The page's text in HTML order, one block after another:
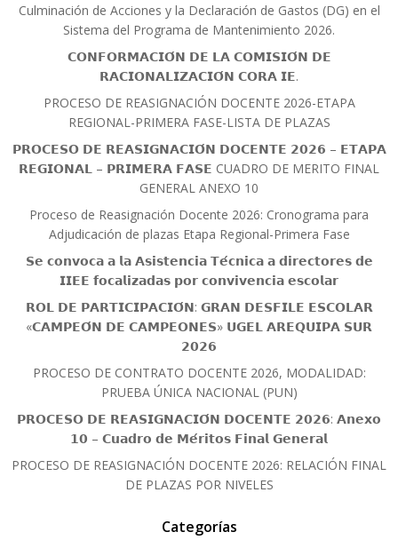
Culminación de Acciones y la Declaración de Gastos (DG) en el
Sistema del Programa de Mantenimiento 2026.
𝗖𝗢𝗡𝗙𝗢𝗥𝗠𝗔𝗖𝗜𝗢́𝗡 𝗗𝗘 𝗟𝗔 𝗖𝗢𝗠𝗜𝗦𝗜𝗢́𝗡 𝗗𝗘
𝗥𝗔𝗖𝗜𝗢𝗡𝗔𝗟𝗜𝗭𝗔𝗖𝗜𝗢́𝗡 𝗖𝗢𝗥𝗔 𝗜𝗘.
PROCESO DE REASIGNACIÓN DOCENTE 2026-ETAPA
REGIONAL-PRIMERA FASE-LISTA DE PLAZAS
𝗣𝗥𝗢𝗖𝗘𝗦𝗢 𝗗𝗘 𝗥𝗘𝗔𝗦𝗜𝗚𝗡𝗔𝗖𝗜𝗢́𝗡 𝗗𝗢𝗖𝗘𝗡𝗧𝗘 𝟮𝟬𝟮𝟲 – 𝗘𝗧𝗔𝗣𝗔
𝗥𝗘𝗚𝗜𝗢𝗡𝗔𝗟 – 𝗣𝗥𝗜𝗠𝗘𝗥𝗔 𝗙𝗔𝗦𝗘 CUADRO DE MERITO FINAL
GENERAL ANEXO 10
Proceso de Reasignación Docente 2026: Cronograma para
Adjudicación de plazas Etapa Regional-Primera Fase
𝗦𝗲 𝗰𝗼𝗻𝘃𝗼𝗰𝗮 𝗮 𝗹𝗮 𝗔𝘀𝗶𝘀𝘁𝗲𝗻𝗰𝗶𝗮 𝗧𝗲́𝗰𝗻𝗶𝗰𝗮 𝗮 𝗱𝗶𝗿𝗲𝗰𝘁𝗼𝗿𝗲𝘀 𝗱𝗲
𝗜𝗜𝗘𝗘 𝗳𝗼𝗰𝗮𝗹𝗶𝘇𝗮𝗱𝗮𝘀 𝗽𝗼𝗿 𝗰𝗼𝗻𝘃𝗶𝘃𝗲𝗻𝗰𝗶𝗮 𝗲𝘀𝗰𝗼𝗹𝗮𝗿
𝗥𝗢𝗟 𝗗𝗘 𝗣𝗔𝗥𝗧𝗜𝗖𝗜𝗣𝗔𝗖𝗜𝗢́𝗡: 𝗚𝗥𝗔𝗡 𝗗𝗘𝗦𝗙𝗜𝗟𝗘 𝗘𝗦𝗖𝗢𝗟𝗔𝗥
«𝗖𝗔𝗠𝗣𝗘𝗢́𝗡 𝗗𝗘 𝗖𝗔𝗠𝗣𝗘𝗢𝗡𝗘𝗦» 𝗨𝗚𝗘𝗟 𝗔𝗥𝗘𝗤𝗨𝗜𝗣𝗔 𝗦𝗨𝗥
𝟮𝟬𝟮𝟲
PROCESO DE CONTRATO DOCENTE 2026, MODALIDAD:
PRUEBA ÚNICA NACIONAL (PUN)
𝗣𝗥𝗢𝗖𝗘𝗦𝗢 𝗗𝗘 𝗥𝗘𝗔𝗦𝗜𝗚𝗡𝗔𝗖𝗜𝗢́𝗡 𝗗𝗢𝗖𝗘𝗡𝗧𝗘 𝟮𝟬𝟮𝟲: 𝗔𝗻𝗲𝘅𝗼
𝟭𝟬 – 𝗖𝘂𝗮𝗱𝗿𝗼 𝗱𝗲 𝗠𝗲́𝗿𝗶𝘁𝗼𝘀 𝗙𝗶𝗻𝗮𝗹 𝗚𝗲𝗻𝗲𝗿𝗮𝗹
PROCESO DE REASIGNACIÓN DOCENTE 2026: RELACIÓN FINAL
DE PLAZAS POR NIVELES
Categorías